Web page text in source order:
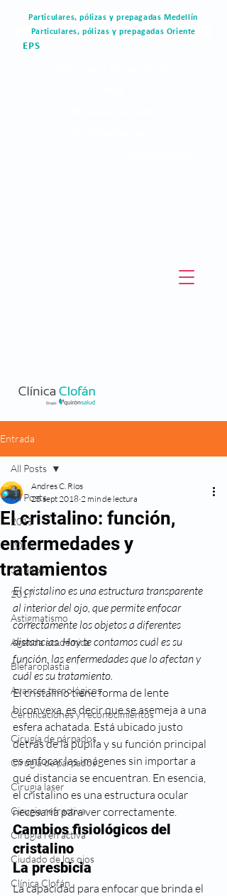
Particulares, pólizas y prepagadas Medellín
Particulares, pólizas y prepagadas Oriente
EPS
Entrada
All Posts
2015
2016
35 años
2017
Astigmatismo
Agenda académica
Blefaroplastia
Avances tecnológicos
Certificaciones y reconocimientos
Cirugía de párpados
Cirugía de párpados
Cirugia laser
Cirugia refractiva
Cirugía refractiva
Ciudado de los ojos
Clínica Clofán
All Posts
El cristalino: función,
enfermedades y
tratamientos
Andres C. Ríos
25 sept 2018 2 min de lectura
El cristalino es una estructura transparente
al interior del ojo, que permite enfocar
correctamente los objetos a diferentes
distancias. Hoy te contamos cuál es su
función, las enfermedades que lo afectan y
cuál es su tratamiento.
El cristalino tiene forma de lente
biconvexa, es decir que se asemeja a una
esfera achatada. Está ubicado justo
detrás de la pupila y su función principal
es enfocar las imágenes sin importar a
qué distancia se encuentran. En esencia,
el cristalino es una estructura ocular
necesaria para ver correctamente.
Cambios fisiológicos del
cristalino
La presbicia
La capacidad para enfocar que brinda el